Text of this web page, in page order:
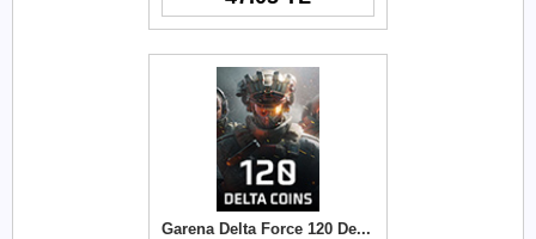
Garena Delta Force 120 Delta Coins TR